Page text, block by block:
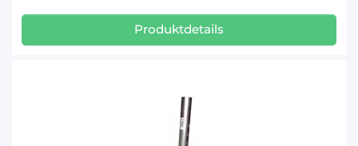
Produktdetails